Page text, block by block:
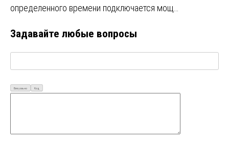
определенного времени подключается мощ…
Задавайте любые вопросы
Визуально Код